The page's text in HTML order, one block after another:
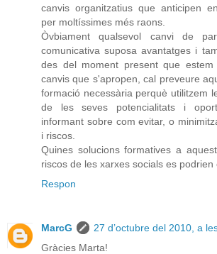
canvis organitzatius que anticipen
per moltíssimes més raons.
Òvbiament qualsevol canvi de
comunicativa suposa avantatges i
des del moment present que estem
canvis que s'apropen, cal preveure
formació necessària perquè utilitzem
de les seves potencialitats i
informant sobre com evitar, o
i riscos.
Quines solucions formatives a
riscos de les xarxes socials es
Respon
MarcG
27 d’octubre del 2010, a
Gràcies Marta!